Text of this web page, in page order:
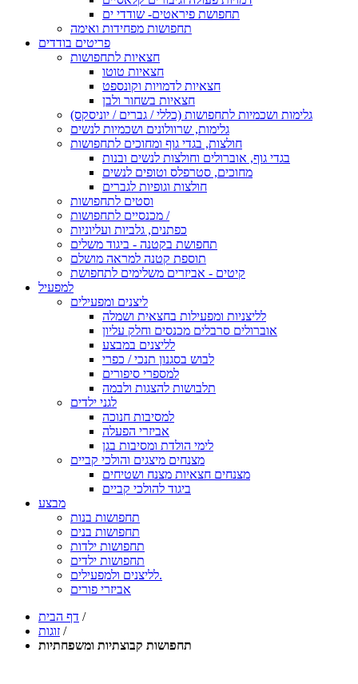
תחפושת פיראטים- שודדי ים
תחפושות מפחידות ואימה
פריטים בודדים
חצאיות לתחפושות
חצאיות טוטו
חצאיות לדמויות וקונספט
חצאיות בשחור ולבן
גלימות ושכמיות לתחפושות (כללי / גברים / יוניסקס)
גלימות, שרוולונים ושכמיות לנשים
חולצות, בגדי גוף ומחוכים לתחפושות
בגדי גוף, אוברולים וחולצות לנשים ובנות
מחוכים, סטרפלס וטופים לנשים
חולצות וגופיות לגברים
וסטים לתחפושות
מכנסיים לתחפושות /
כפתנים, גלביות ועליוניות
תחפושת בקטנה - ביגוד משלים
תוספת קטנה למראה מושלם
קיטים - אביזרים משלימים לתחפושת
למפעיל
ליצנים ומפעילים
לליצניות ומפעילות בחצאית ושמלה
אוברולים סרבלים מכנסים וחלק עליון
לליצנים במבצע
לבוש בסגנון תנכי / כפרי
למספרי סיפורים
תלבושות להצגות ולבמה
לגני ילדים
למסיבות חנוכה
אביזרי הפעלה
לימי הולדת ומסיבות בגן
מצנחים מיצגים והולכי קביים
מצנחים חצאיות מצנח ושטיחים
ביגוד להולכי קביים
מבצע
תחפושות בנות
תחפושות בנים
תחפושות ילדות
תחפושות ילדים
לליצנים ולמפעילים.
אביזרי פורים
דף הבית /
זוגות /
תחפושות קבוצתיות ומשפחתיות